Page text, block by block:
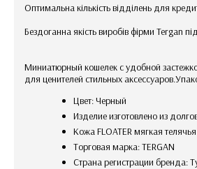
Оптимальна кількість відділень для
Бездоганна якість виробів фірми Tergan
Миниатюрный кошелек с удобной
для ценителей стильных
Цвет: Черный
Изделие изготовлено из
Кожа FLOATER мягкая
Торговая марка: TERGAN
Страна регистрации бренда: